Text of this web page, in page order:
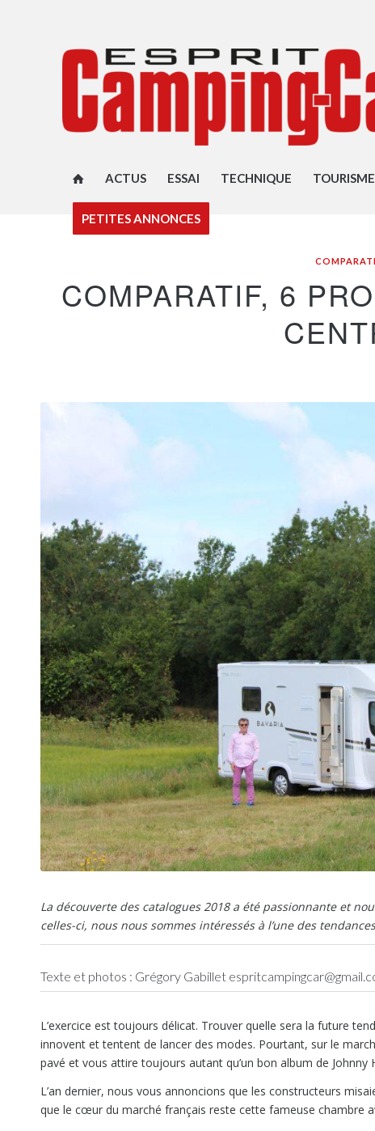
ACTUS ESSAI TECHNIQUE
PETITES ANNONCES
COMPARATIF, 6
La découverte des catalogues 2018 a été passionnante et
celles-ci, nous nous sommes intéressés à l’une des
Texte et photos : Grégory Gabillet
L’exercice est toujours délicat. Trouver quelle sera la future
innovent et tentent de lancer des modes. Pourtant, sur le
pavé et vous attire toujours autant qu’un bon album de Johnny
L’an dernier, nous vous annoncions que les constructeurs
que le cœur du marché français reste cette fameuse chambre